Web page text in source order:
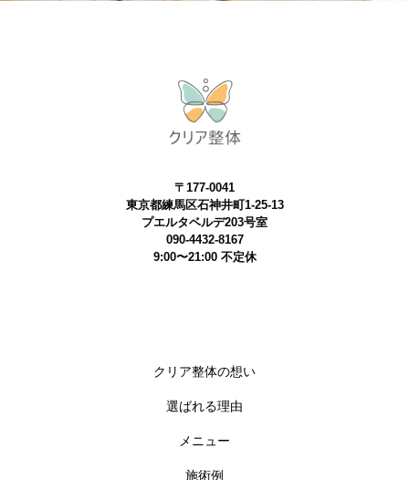
〒177-0041
東京都練馬区石神井町1-25-13
プエルタベルデ203号室
090-4432-8167
9:00〜21:00 不定休
クリア整体の想い
選ばれる理由
メニュー
施術例